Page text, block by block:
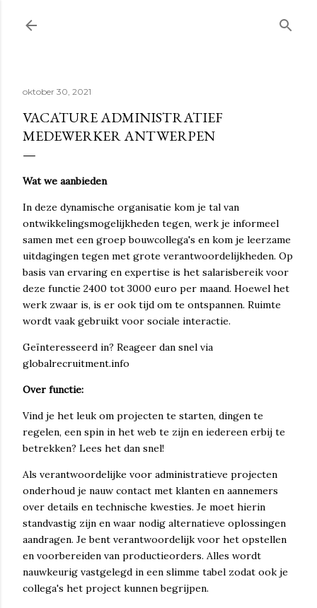
oktober 30, 2021
VACATURE ADMINISTRATIEF
MEDEWERKER ANTWERPEN
Wat we aanbieden
In deze dynamische organisatie kom je tal van
ontwikkelingsmogelijkheden tegen, werk je informeel
samen met een groep bouwcollega's en kom je leerzame
uitdagingen tegen met grote verantwoordelijkheden. Op
basis van ervaring en expertise is het salarisbereik voor
deze functie 2400 tot 3000 euro per maand. Hoewel het
werk zwaar is, is er ook tijd om te ontspannen. Ruimte
wordt vaak gebruikt voor sociale interactie.
Geïnteresseerd in? Reageer dan snel via
globalrecruitment.info
Over functie:
Vind je het leuk om projecten te starten, dingen te
regelen, een spin in het web te zijn en iedereen erbij te
betrekken? Lees het dan snel!
Als verantwoordelijke voor administratieve projecten
onderhoud je nauw contact met klanten en aannemers
over details en technische kwesties. Je moet hierin
standvastig zijn en waar nodig alternatieve oplossingen
aandragen. Je bent verantwoordelijk voor het opstellen
en voorbereiden van productieorders. Alles wordt
nauwkeurig vastgelegd in een slimme tabel zodat ook je
collega's het project kunnen begrijpen.